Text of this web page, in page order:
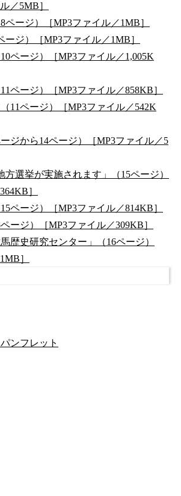
／5MB］
ページ）［MP3ファイル／1MB］
ジ）［MP3ファイル／1MB］
ページ）［MP3ファイル／1,005K
ページ）［MP3ファイル／858KB］
11ページ）［MP3ファイル／542K
ジから14ページ）［MP3ファイル／5
方選挙が実施されます」（15ページ）
］
ページ）［MP3ファイル／814KB］
ージ）［MP3ファイル／309KB］
歴史研究センター」（16ページ）
］
ンフレット